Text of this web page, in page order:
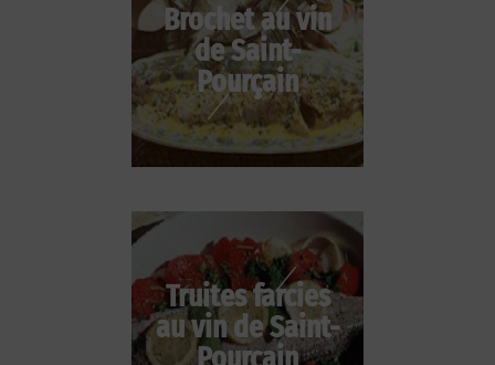
Brochet au vin
de Saint-
Pourçain
Truites farcies
au vin de Saint-